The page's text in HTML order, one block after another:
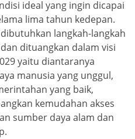
ideal yang ingin dicapai
lima tahun kedepan.
langkah-langkah
dituangkan dalam visi
yaitu diantaranya
manusia yang unggul,
yang baik,
kemudahan akses
sumber daya alam dan